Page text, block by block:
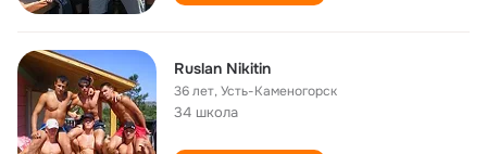
Ruslan Nikitin
36 лет,Усть-Каменогорск
34 школа